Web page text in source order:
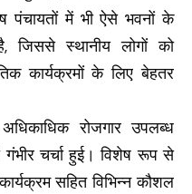
पंचायतों में भी ऐसे भवनों के
जिससे स्थानीय लोगों को
कार्यक्रमों के लिए बेहतर
रोजगार उपलब्ध
चर्चा हुई। विशेष रूप से
सहित विभिन्न कौशल